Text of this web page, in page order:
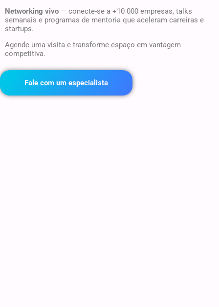
Networking vivo — conecte-se a +10 000 empresas, talks
semanais e programas de mentoria que aceleram carreiras e
startups.
Agende uma visita e transforme espaço em vantagem
competitiva.
Fale com um especialista